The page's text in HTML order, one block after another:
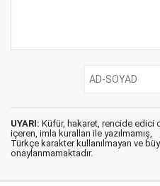
UYARI: Küfür, hakaret, rencide edici
içeren, imla kuralları ile yazılmamış,
Türkçe karakter kullanılmayan ve
onaylanmamaktadır.